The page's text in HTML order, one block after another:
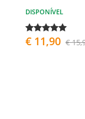
DISPONÍVEL
€ 11,90 €